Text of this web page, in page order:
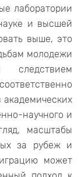
лаборатории
и высшей
выше, это
молодежи
следствием
академических
научного и
масштабы
за рубеж и
может